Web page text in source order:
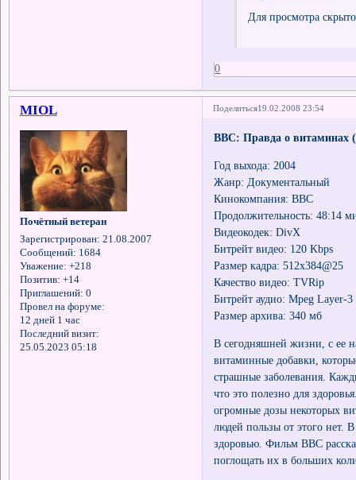
Для просмотра
0
Поделиться19.02.2008 23:54
MIOL
Почётный ветеран
Зарегистрирован: 21.08.2007
Сообщений: 1684
Уважение: +218
Позитив: +14
Приглашений: 0
Провел на форуме:
12 дней 1 час
Последний визит:
25.05.2023 05:18
BBC: Правда о витаминах
Год выхода: 2004
Жанр: Документальный
Кинокомпания: BBC
Продолжительность: 48:14
Видеокодек: DivX
Битрейт видео: 120 Kbps
Размер кадра: 512x384@25
Качество видео: TVRip
Битрейт аудио: Mpeg Layer-
Размер архива: 340 мб
В сегодняшней жизни, с ее
витаминные добавки,
страшные заболевания.
что это полезно для
огромные дозы некоторых
людей пользы от этого нет.
здоровью. Фильм ВВС
поглощать их в больших